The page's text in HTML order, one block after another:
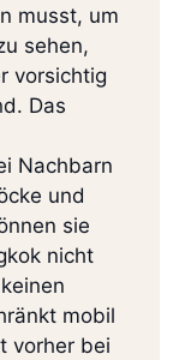
musst, um
sehen,
vorsichtig
Das
Nachbarn
und
sie
nicht
mobil
vorher bei